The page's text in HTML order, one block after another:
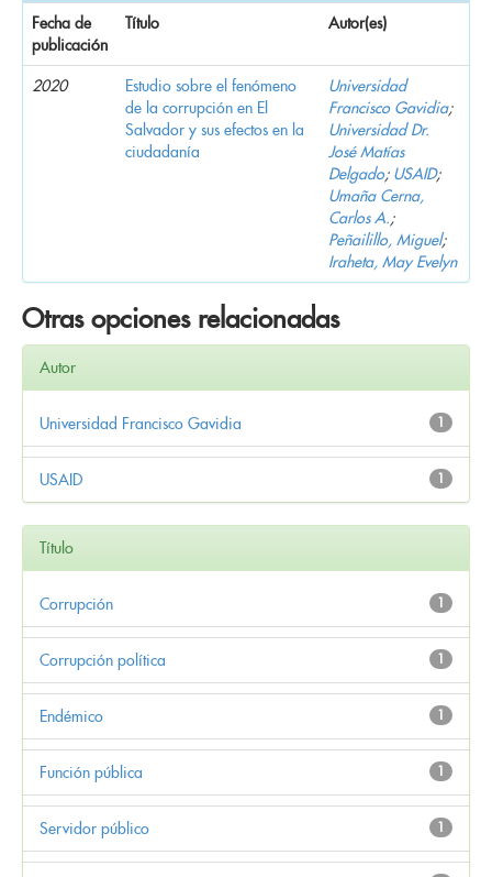
Fecha de
publicación
Título Autor(es)
2020
Estudio sobre el fenómeno
de la corrupción en El
Salvador y sus efectos en la
ciudadanía
Universidad
Francisco Gavidia;
Universidad Dr.
José Matías
Delgado; USAID;
Umaña Cerna,
Carlos A.;
Peñailillo, Miguel;
Iraheta, May Evelyn
Otras opciones relacionadas
Autor
1
Universidad Francisco Gavidia
1
USAID
Título
1
Corrupción
1
Corrupción política
1
Endémico
1
Función pública
1
Servidor público